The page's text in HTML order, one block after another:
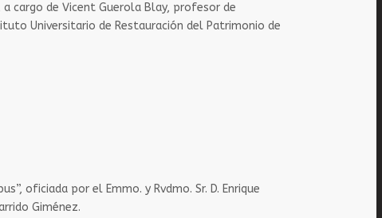
cargo de Vicent Guerola Blay, profesor de
Universitario de Restauración del Patrimonio de
oficiada por el Emmo. y Rvdmo. Sr. D. Enrique
Giménez.